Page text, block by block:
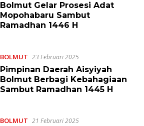
Bolmut Gelar Prosesi Adat
Mopohabaru Sambut
Ramadhan 1446 H
BOLMUT 23 Februari 2025
Pimpinan Daerah Aisyiyah
Bolmut Berbagi Kebahagiaan
Sambut Ramadhan 1445 H
BOLMUT 21 Februari 2025